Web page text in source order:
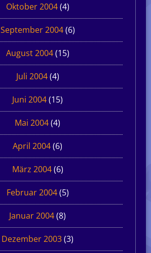
Oktober 2004(4)
September 2004(6)
August 2004(15)
Juli 2004(4)
Juni 2004(15)
Mai 2004(4)
April 2004(6)
März 2004(6)
Februar 2004(5)
Januar 2004(8)
Dezember 2003(3)